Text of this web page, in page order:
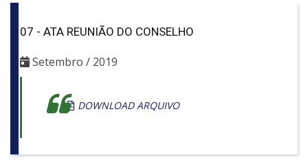
07 - ATA REUNIÃO DO CONSELHO
Setembro / 2019
DOWNLOAD ARQUIVO